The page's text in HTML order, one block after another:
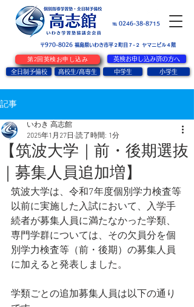
℡ 0246-38-8715
〒970-8026 ​福島県いわき市平２町目７-２ ヤマニビル４階
全日制予備校 高校生/高専生 中学生 小学生
英検お申し込み済の方へ
第2回英検お申し込み
記事
【筑波大学｜前・後期選抜
｜募集人員追加増】
いわき 高志館
2025年1月27日 読了時間: 1分
筑波大学は、令和7年度個別学力検査等
以前に実施した入試において、入学手
続者が募集人員に満たなかった学類、
専門学群については、その欠員分を個
別学力検査等（前・後期）の募集人員
に加えると発表しました。
学類ごとの追加募集人員は以下の通り